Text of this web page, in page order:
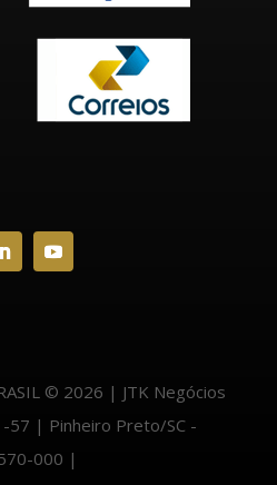
© 2026 | JTK Negócios
57 | Pinheiro Preto/SC -
000 |